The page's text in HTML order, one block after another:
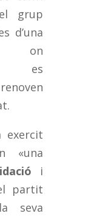
grup
d’una
es
exercit
«una
i
partit
seva